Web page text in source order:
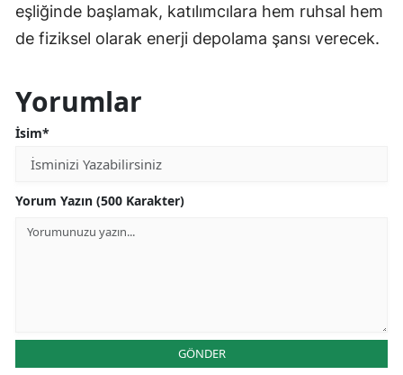
eşliğinde başlamak, katılımcılara hem ruhsal hem
de fiziksel olarak enerji depolama şansı verecek.
Yorumlar
İsim*
Yorum Yazın (500 Karakter)
GÖNDER